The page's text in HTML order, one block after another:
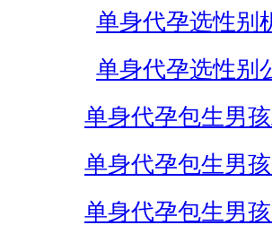
单身代孕选性别
单身代孕选性别
单身代孕包生男
单身代孕包生男
单身代孕包生男